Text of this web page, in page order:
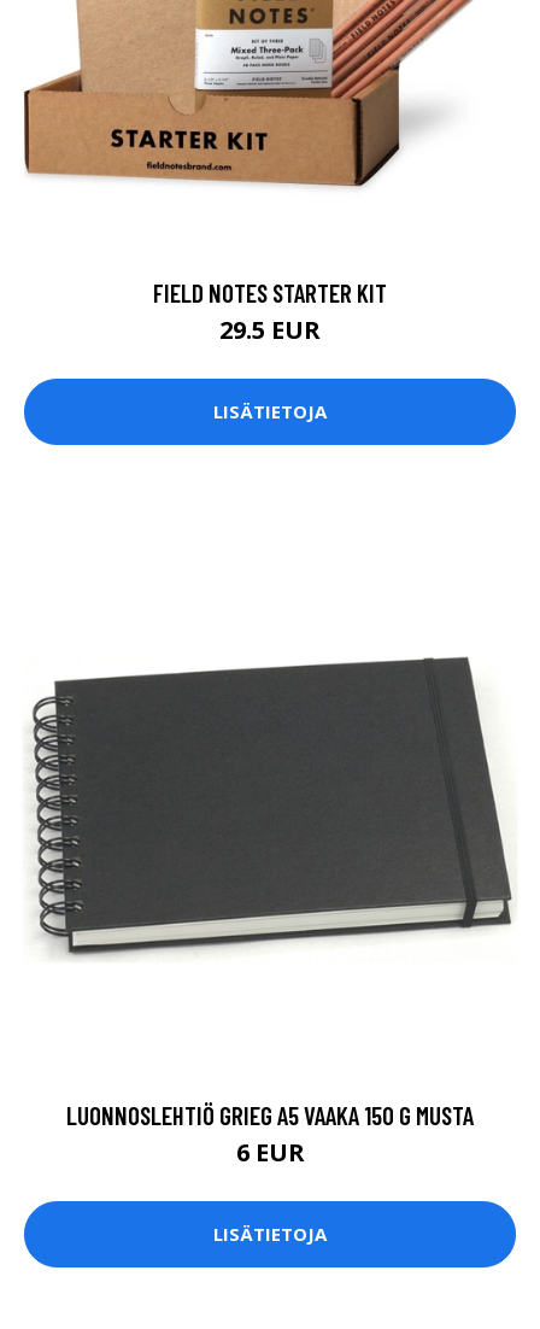
FIELD NOTES STARTER KIT
29.5 EUR
LISÄTIETOJA
LUONNOSLEHTIÖ GRIEG A5 VAAKA 150 G MUSTA
6 EUR
LISÄTIETOJA